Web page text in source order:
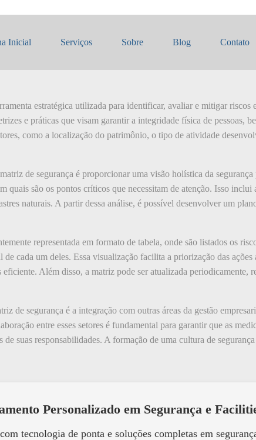
Inicial Serviços Sobre Blog Contato
segurança
estratégica utilizada para identificar, avaliar e mitigar
e práticas que visam garantir a integridade física de pessoas,
como a localização do patrimônio, o tipo de atividade
de segurança é proporcionar uma visão holística da
quais são os pontos críticos que necessitam de atenção. Isso inclui
naturais. A partir dessa análise, é possível desenvolver um
representada em formato de tabela, onde são listados os
cada um deles. Essa visualização facilita a priorização das
eficiente. Além disso, a matriz pode ser atualizada periodicamente,
de segurança é a integração com outras áreas da gestão
entre esses setores é fundamental para garantir que as
de suas responsabilidades. A formação de uma cultura de
Personalizado em Segurança e
tecnologia de ponta e soluções completas em